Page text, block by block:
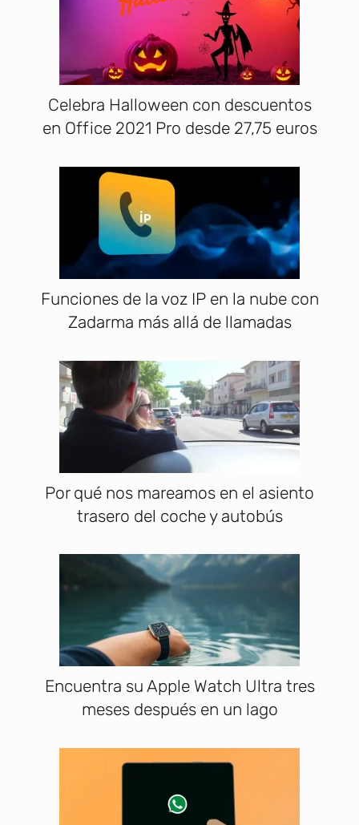
Celebra Halloween con descuentos
en Office 2021 Pro desde 27,75 euros
Funciones de la voz IP en la nube con
Zadarma más allá de llamadas
Por qué nos mareamos en el asiento
trasero del coche y autobús
Encuentra su Apple Watch Ultra tres
meses después en un lago